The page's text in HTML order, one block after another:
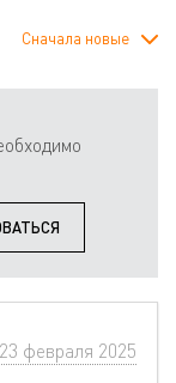
Сначала новые
23 февраля 2025